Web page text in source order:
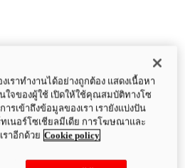
เราทำงานได้อย่างถูกต้อง แสดงเนื้อหา
จของผู้ใช้ เปิดให้ใช้คุณสมบัติทางโซ
ารเข้าถึงข้อมูลของเรา เรายังแบ่งปัน
เนอร์โซเชียลมีเดีย การโฆษณาและ
ราอีกด้วย Cookie policy